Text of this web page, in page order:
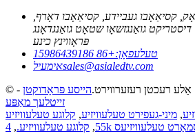
קסיאַאָבו געביידע, קסיאַאָבו דאָרף,
גואַנגזשאָו שטאָט גואַנגדאָנג
פּראָווינץ כינע
טעלעפאָן:+86 15986439186
אימעילsales@asialedtv.com
הייסע פּראָדוקטן -
זייטלעך מאַפּע
, מיני-געפירט טעלעוויזיע, קלוגע טעלעוויזיע
55
, קלוגע טעלעוויזיע.,